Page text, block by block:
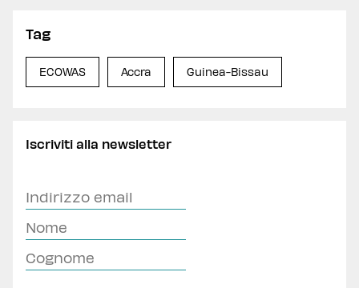
Tag
ECOWAS Accra Guinea-Bissau
Iscriviti alla newsletter